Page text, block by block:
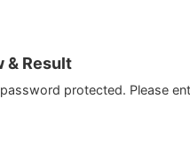
& Result
protected. Please